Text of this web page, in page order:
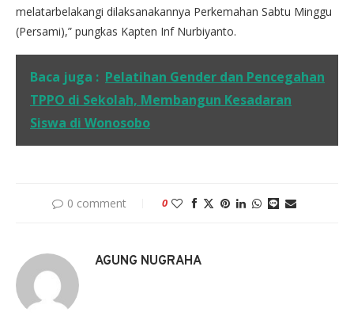
melatarbelakangi dilaksanakannya Perkemahan Sabtu Minggu
(Persami),” pungkas Kapten Inf Nurbiyanto.
Baca juga : Pelatihan Gender dan Pencegahan
TPPO di Sekolah, Membangun Kesadaran
Siswa di Wonosobo
0 comment 0
AGUNG NUGRAHA